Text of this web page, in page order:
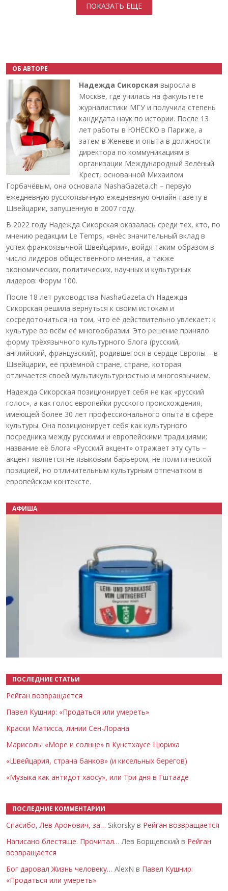
ПОКАЗАТЬ ЕЩЕ
ОБ АВТОРЕ
Надежда Сикорская выросла в
Москве, где училась на факультете
журналистики МГУ и получила степень
кандидата наук по истории. После 13
лет работы в ЮНЕСКО в Париже, а
затем в Женеве и опыта в должности
директора по коммуникациям в
организации Международный Зелёный
Крест, основанной Михаилом
Горбачёвым, она основала NashaGazeta.ch – первую
ежедневную русскоязычную ежедневную онлайн-газету в
Швейцарии, запущенную в 2007 году.
В 2022 году Надежда Сикорская оказалась среди тех, кто, по
мнению редакции Le Temps, «внёс значительный вклад в
успех франкоязычной Швейцарии», войдя таким образом в
число лидеров общественного мнения, а также
экономических, политических, научных и культурных
лидеров: Форум 100.
После 18 лет руководства NashaGazeta.ch Надежда
Сикорская решила вернуться к своим истокам и
сосредоточиться на том, что её действительно увлекает: к
культуре во всём её многообразии. Это решение приняло
форму трёхязычного культурного блога (русский,
английский, французский), родившегося в сердце Европы – в
Швейцарии, её приёмной стране, стране, которая
отличается своей мультикультурностью и многоязычием.
Надежда Сикорская позиционирует себя не как «русский
голос», а как голос европейки русского происхождения,
имеющей более 30 лет профессионального опыта в сфере
культуры. Она позиционирует себя как культурного
посредника между русскими и европейскими традициями;
название её блога «Русский акцент» отражает эту суть –
акцент является не языковым барьером, не политической
позицией, но отличительным культурным отпечатком в
европейском контексте.
АФИША
ПОСЛЕДНИЕ СТАТЬИ
Рейган возвращается
Павел Кушнир: «Продаться или умереть»
Краски Матисса, линии Сен-Лорана
Марисоль: «Море и солнце» в Кунстхаусе Цюриха
«Швейцария, страна банков» (и кисельных берегов)
«Музыка как антидот хаосу», или Три дня в Гштааде
ПОСЛЕДНИЕ КОММЕНТАРИИ
Спасибо, Лев Аронович, за… Sikorsky в Рейган возвращается
Написано блестяще. Прочитал… Лев Борщевский в Рейган
возвращается
Бог даровал Жизнь человеку… AlexN в Павел Кушнир:
«Продаться или умереть»